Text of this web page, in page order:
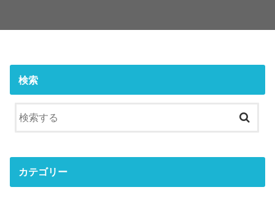
検索
カテゴリー